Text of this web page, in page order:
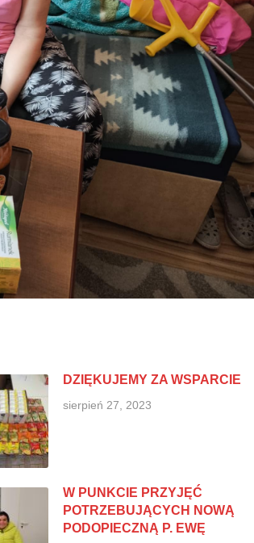
DZIĘKUJEMY ZA WSPARCIE
sierpień 27, 2023
W PUNKCIE PRZYJĘĆ
POTRZEBUJĄCYCH NOWĄ
PODOPIECZNĄ P. EWĘ